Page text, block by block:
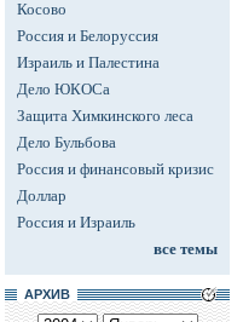
Косово
Россия и Белоруссия
Израиль и Палестина
Дело ЮКОСа
Защита Химкинского леса
Дело Бульбова
Россия и финансовый кризис
Доллар
Россия и Израиль
все темы
АРХИВ